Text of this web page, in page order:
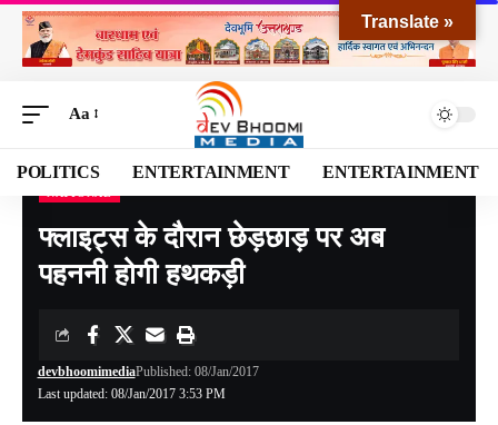
Aa
POLITICS ENTERTAINMENT ENTERTAINMENT
Devbhoomi Media>Blog>NATIONAL>फ्लाइट्स के दौरान छेड़छाड़ पर अब पहननी होगी हथकड़ी
फ्लाइट्स के दौरान छेड़छाड़ पर अब
पहननी होगी हथकड़ी
Last updated: 08/Jan/2017 3:53 PM
devbhoomimediaPublished: 08/Jan/2017
Translate »